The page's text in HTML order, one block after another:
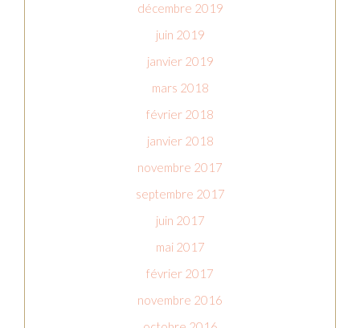
décembre 2019
juin 2019
janvier 2019
mars 2018
février 2018
janvier 2018
novembre 2017
septembre 2017
juin 2017
mai 2017
février 2017
novembre 2016